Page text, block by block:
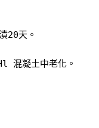
20天。
混凝土中老化。